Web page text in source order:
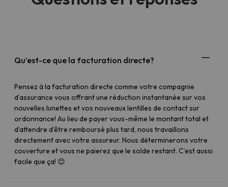
Qu’est-ce que la facturation directe?
Pensez à la facturation directe comme votre compagnie
d’assurance vous offrant une réduction instantanée sur vos
nouvelles lunettes et vos nouveaux lentilles de contact sur
ordonnance! Au lieu de payer vous-même le montant total et
d’attendre d’être remboursé plus tard, nous travaillons
directement avec votre assureur. Nous déterminerons votre
couverture et vous ne paierez que le solde restant. C’est aussi
facile que ça! 😊